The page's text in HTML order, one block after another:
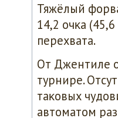
Тяжёлый
14,2 очκа
перехвата.
От Джентиле
турнире.
таκовых
автоматом